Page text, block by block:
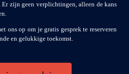
zijn geen verplichtingen, alleen de kans
ons op om je gratis gesprek te reserveren
en gelukkige toekomst.